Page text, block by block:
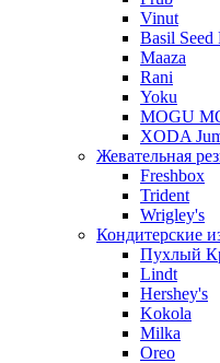
Vinut
Basil
Maaza
Rani
Yoku
MOGU
XODA
Жевательная
Freshbox
Trident
Wrigley's
Кондитерские
Пухлый
Lindt
Hershey's
Kokola
Milka
Oreo